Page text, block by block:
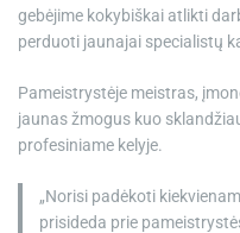
gebėjime kokybiškai atlikti
perduoti jaunajai specialistų
Pameistrystėje meistras,
jaunas žmogus kuo
profesiniame kelyje.
„Norisi padėkoti
prisideda prie